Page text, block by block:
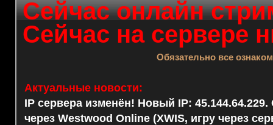
Сейчас онлайн
Сейчас на сервере
Обязательно все
Актуальные новости:
IP сервера изменён! Новый IP: 45.144.64.229.
через Westwood Online (XWIS, игру через